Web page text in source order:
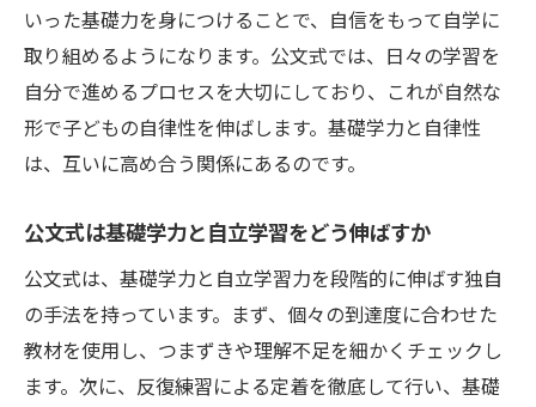
いった基礎力を身につけることで、自信をもって自学に
取り組めるようになります。公文式では、日々の学習を
自分で進めるプロセスを大切にしており、これが自然な
形で子どもの自律性を伸ばします。基礎学力と自律性
は、互いに高め合う関係にあるのです。
公文式は基礎学力と自立学習をどう伸ばすか
公文式は、基礎学力と自立学習力を段階的に伸ばす独自
の手法を持っています。まず、個々の到達度に合わせた
教材を使用し、つまずきや理解不足を細かくチェックし
ます。次に、反復練習による定着を徹底して行い、基礎